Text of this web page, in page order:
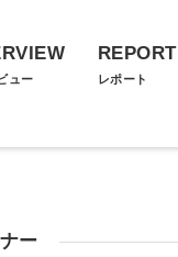
ュー
REPORT
レポート
ー